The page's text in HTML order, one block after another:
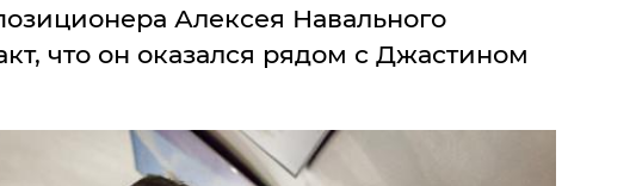
Алексея Навального
что он оказался рядом с Джастином